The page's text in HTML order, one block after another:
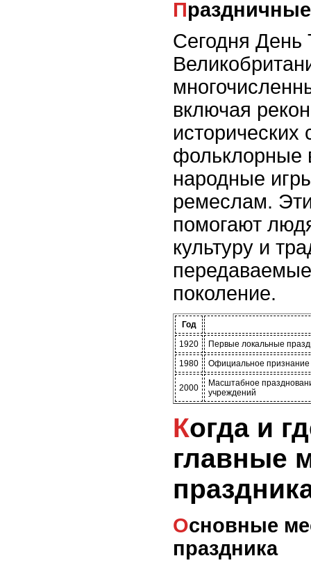
Сегодня День
включая
исторических
фольклорные
народные
ремеслам.
помогают
культуру и
поколение.
Год
1920
Первые локальные
1980
Официальное
2000
Масштабное
учреждений
Когда и где проходят
главные
Основные места проведения
праздника